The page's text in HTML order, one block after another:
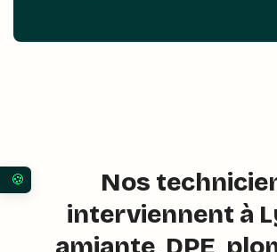
Nos
interviennent à
Vos préférences en